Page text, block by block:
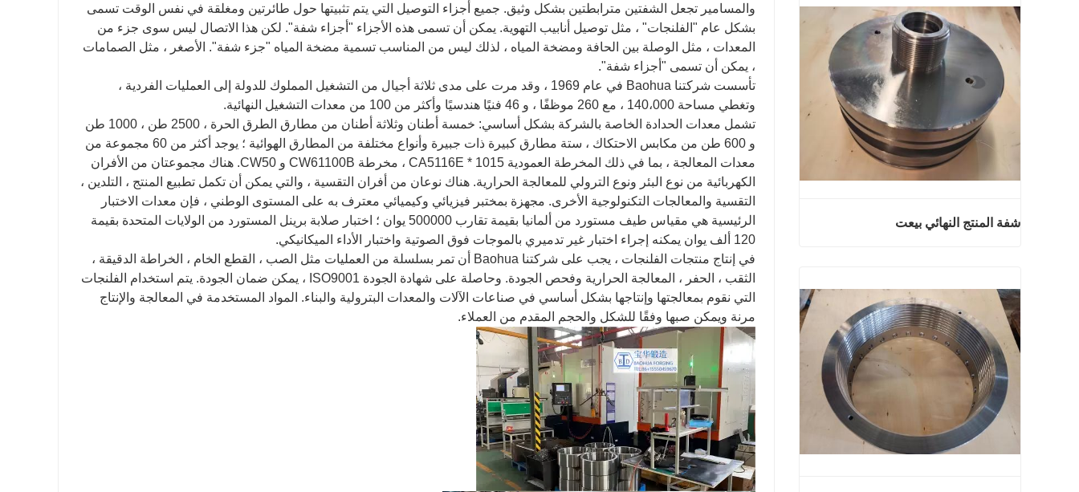
والمسامير تجعل الشفتين مترابطتين بشكل وثيق. جميع أجزاء التوصيل التي يتم تثبيتها حول طائرتين ومغلقة في نفس الوقت تسمى
بشكل عام "الفلنجات" ، مثل توصيل أنابيب التهوية. يمكن أن تسمى هذه الأجزاء "أجزاء شفة". لكن هذا الاتصال ليس سوى جزء من
المعدات ، مثل الوصلة بين الحافة ومضخة المياه ، لذلك ليس من المناسب تسمية مضخة المياه "جزء شفة". الأصغر ، مثل الصمامات
، يمكن أن تسمى "أجزاء شفة".
تأسست شركتنا Baohua في عام 1969 ، وقد مرت على مدى ثلاثة أجيال من التشغيل المملوك للدولة إلى العمليات الفردية ،
وتغطي مساحة 140،000 ، مع 260 موظفًا ، و 46 فنيًا هندسيًا وأكثر من 100 من معدات التشغيل النهائية.
تشمل معدات الحدادة الخاصة بالشركة بشكل أساسي: خمسة أطنان وثلاثة أطنان من مطارق الطرق الحرة ، 2500 طن ، 1000 طن
و 600 طن من مكابس الاحتكاك ، ستة مطارق كبيرة ذات جبيرة وأنواع مختلفة من المطارق الهوائية ؛ يوجد أكثر من 60 مجموعة من
معدات المعالجة ، بما في ذلك المخرطة العمودية CA5116E * 1015 ، مخرطة CW61100B و CW50. هناك مجموعتان من الأفران
الكهربائية من نوع البئر ونوع الترولي للمعالجة الحرارية. هناك نوعان من أفران التقسية ، والتي يمكن أن تكمل تطبيع المنتج ، التلدين ،
التقسية والمعالجات التكنولوجية الأخرى. مجهزة بمختبر فيزيائي وكيميائي معترف به على المستوى الوطني ، فإن معدات الاختبار
الرئيسية هي مقياس طيف مستورد من ألمانيا بقيمة تقارب 500000 يوان ؛ اختبار صلابة برينل المستورد من الولايات المتحدة بقيمة
120 ألف يوان يمكنه إجراء اختبار غير تدميري بالموجات فوق الصوتية واختبار الأداء الميكانيكي.
في إنتاج منتجات الفلنجات ، يجب على شركتنا Baohua أن تمر بسلسلة من العمليات مثل الصب ، القطع الخام ، الخراطة الدقيقة ،
الثقب ، الحفر ، المعالجة الحرارية وفحص الجودة. وحاصلة على شهادة الجودة ISO9001 ، يمكن ضمان الجودة. يتم استخدام الفلنجات
التي نقوم بمعالجتها وإنتاجها بشكل أساسي في صناعات الآلات والمعدات البترولية والبناء. المواد المستخدمة في المعالجة والإنتاج
مرنة ويمكن صبها وفقًا للشكل والحجم المقدم من العملاء.
شفة المنتج النهائي بيعت
اتصل الآن